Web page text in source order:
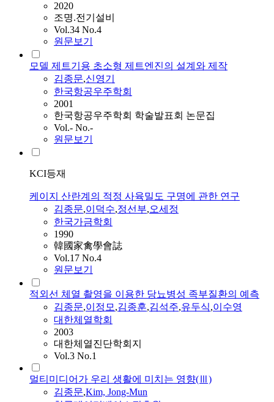
2020
조명.전기설비
Vol.34 No.4
원문보기
모델 제트기용 초소형 제트엔진의 설계와 제작
김종문,신영기
한국항공우주학회
2001
한국항공우주학회 학술발표회 논문집
Vol.- No.-
원문보기
KCI등재
케이지 산란계의 적정 사육밀도 구명에 관한 연구
김종문,이덕수,정선부,오세정
한국가금학회
1990
韓國家禽學會誌
Vol.17 No.4
원문보기
적외선 체열 촬영을 이용한 당뇨병성 족부질환의 예측
김종문,이정모,김종훈,김석주,유두식,이수영
대한체열학회
2003
대한체열진단학회지
Vol.3 No.1
멀티미디어가 우리 생활에 미치는 영향(Ⅲ)
김종문,Kim, Jong-Mun